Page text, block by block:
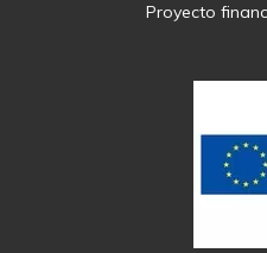
Proyecto